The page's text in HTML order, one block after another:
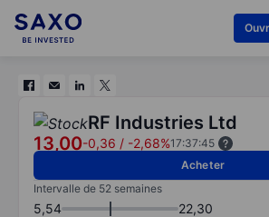
RF Industries Ltd
13,00-0,36 / -2,68%17:37:45
Acheter
Intervalle de 52 semaines
5,54 22,30